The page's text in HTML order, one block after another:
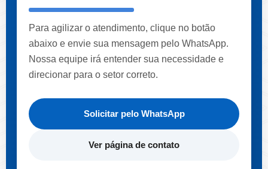
Para agilizar o atendimento, clique no botão
abaixo e envie sua mensagem pelo WhatsApp.
Nossa equipe irá entender sua necessidade e
direcionar para o setor correto.
Solicitar pelo WhatsApp
Ver página de contato